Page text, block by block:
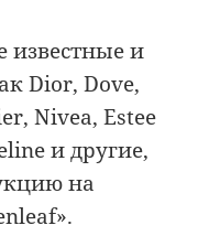
известные и
Dior, Dove,
Nivea, Estee
и другие,
на